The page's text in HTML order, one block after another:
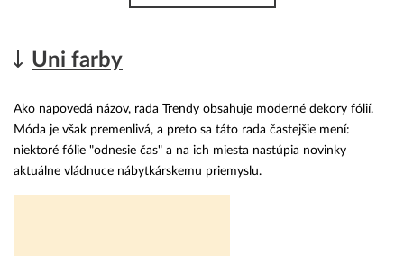
Uni farby
Ako napovedá názov, rada Trendy obsahuje moderné dekory fólií.
Móda je však premenlivá, a preto sa táto rada častejšie mení:
niektoré fólie "odnesie čas" a na ich miesta nastúpia novinky
aktuálne vládnuce nábytkárskemu priemyslu.